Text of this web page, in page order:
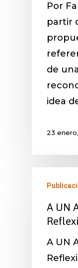
Por
partir
de una
idea
23
A UN
A UN